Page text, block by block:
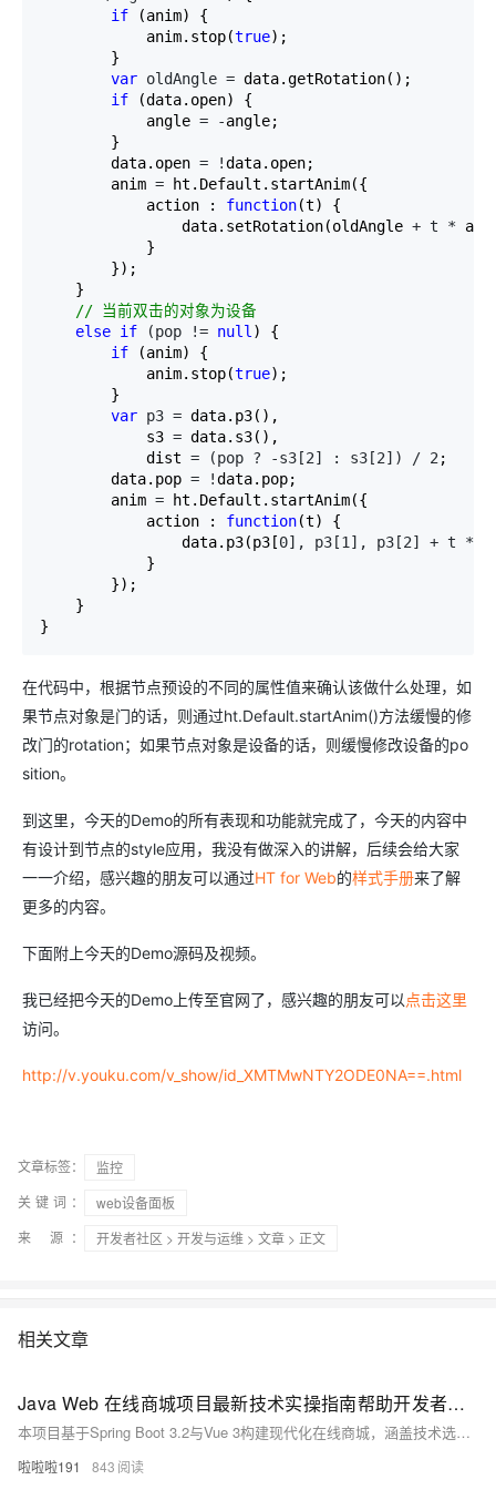
if (anim) {
            anim.stop(
true);
        }
var oldAngle = data.getRotation();
if (data.open) {
            angle
= -angle;
        }
        data.open
= !data.open;
        anim
= ht.Default.startAnim({
            action :
function(t) {
                data.setRotation(oldAngle
+ t *
            }
        });
    }
// 当前双击的对象为设备
else if (pop != null ) {
if (anim) {
            anim.stop(
true);
        }
var p3 = data.p3(),
            s3
= data.s3(),
            dist
= (pop ? -s3[2] : s3[2]) / 2 ;
        data.pop
= !data.pop;
        anim
= ht.Default.startAnim({
            action :
function(t) {
                data.p3(p3[
0], p3[1], p3[2] + t *
            }
        });
    }
}
在代码中，根据节点预设的不同的属性值来确认该做什么处理，如
果节点对象是门的话，则通过ht.Default.startAnim()方法缓慢的修
改门的rotation；如果节点对象是设备的话，则缓慢修改设备的po
sition。
到这里，今天的Demo的所有表现和功能就完成了，今天的内容中
有设计到节点的style应用，我没有做深入的讲解，后续会给大家
一一介绍，感兴趣的朋友可以通过HT for Web的样式手册来了解
更多的内容。
下面附上今天的Demo源码及视频。
我已经把今天的Demo上传至官网了，感兴趣的朋友可以 点击这里
访问。
http://v.youku.com/v_show/id_XMTMwNTY2ODE0NA==.html
文章标签：
监控
关键词：
web设备面板
来 源：
开发者社区 > 开发与运维 > 文章 > 正文
相关文章
Java Web 在线商城项目最新技术实操指南帮助开发者高效完成商城项目开发
本项目基于Spring Boot 3.2与Vue 3构建现代化在线商城，涵盖技术选型、核心功能实现、安全控制与容器化部署，助开发者掌握最新Java Web全栈开发实践。
啦啦啦191 843